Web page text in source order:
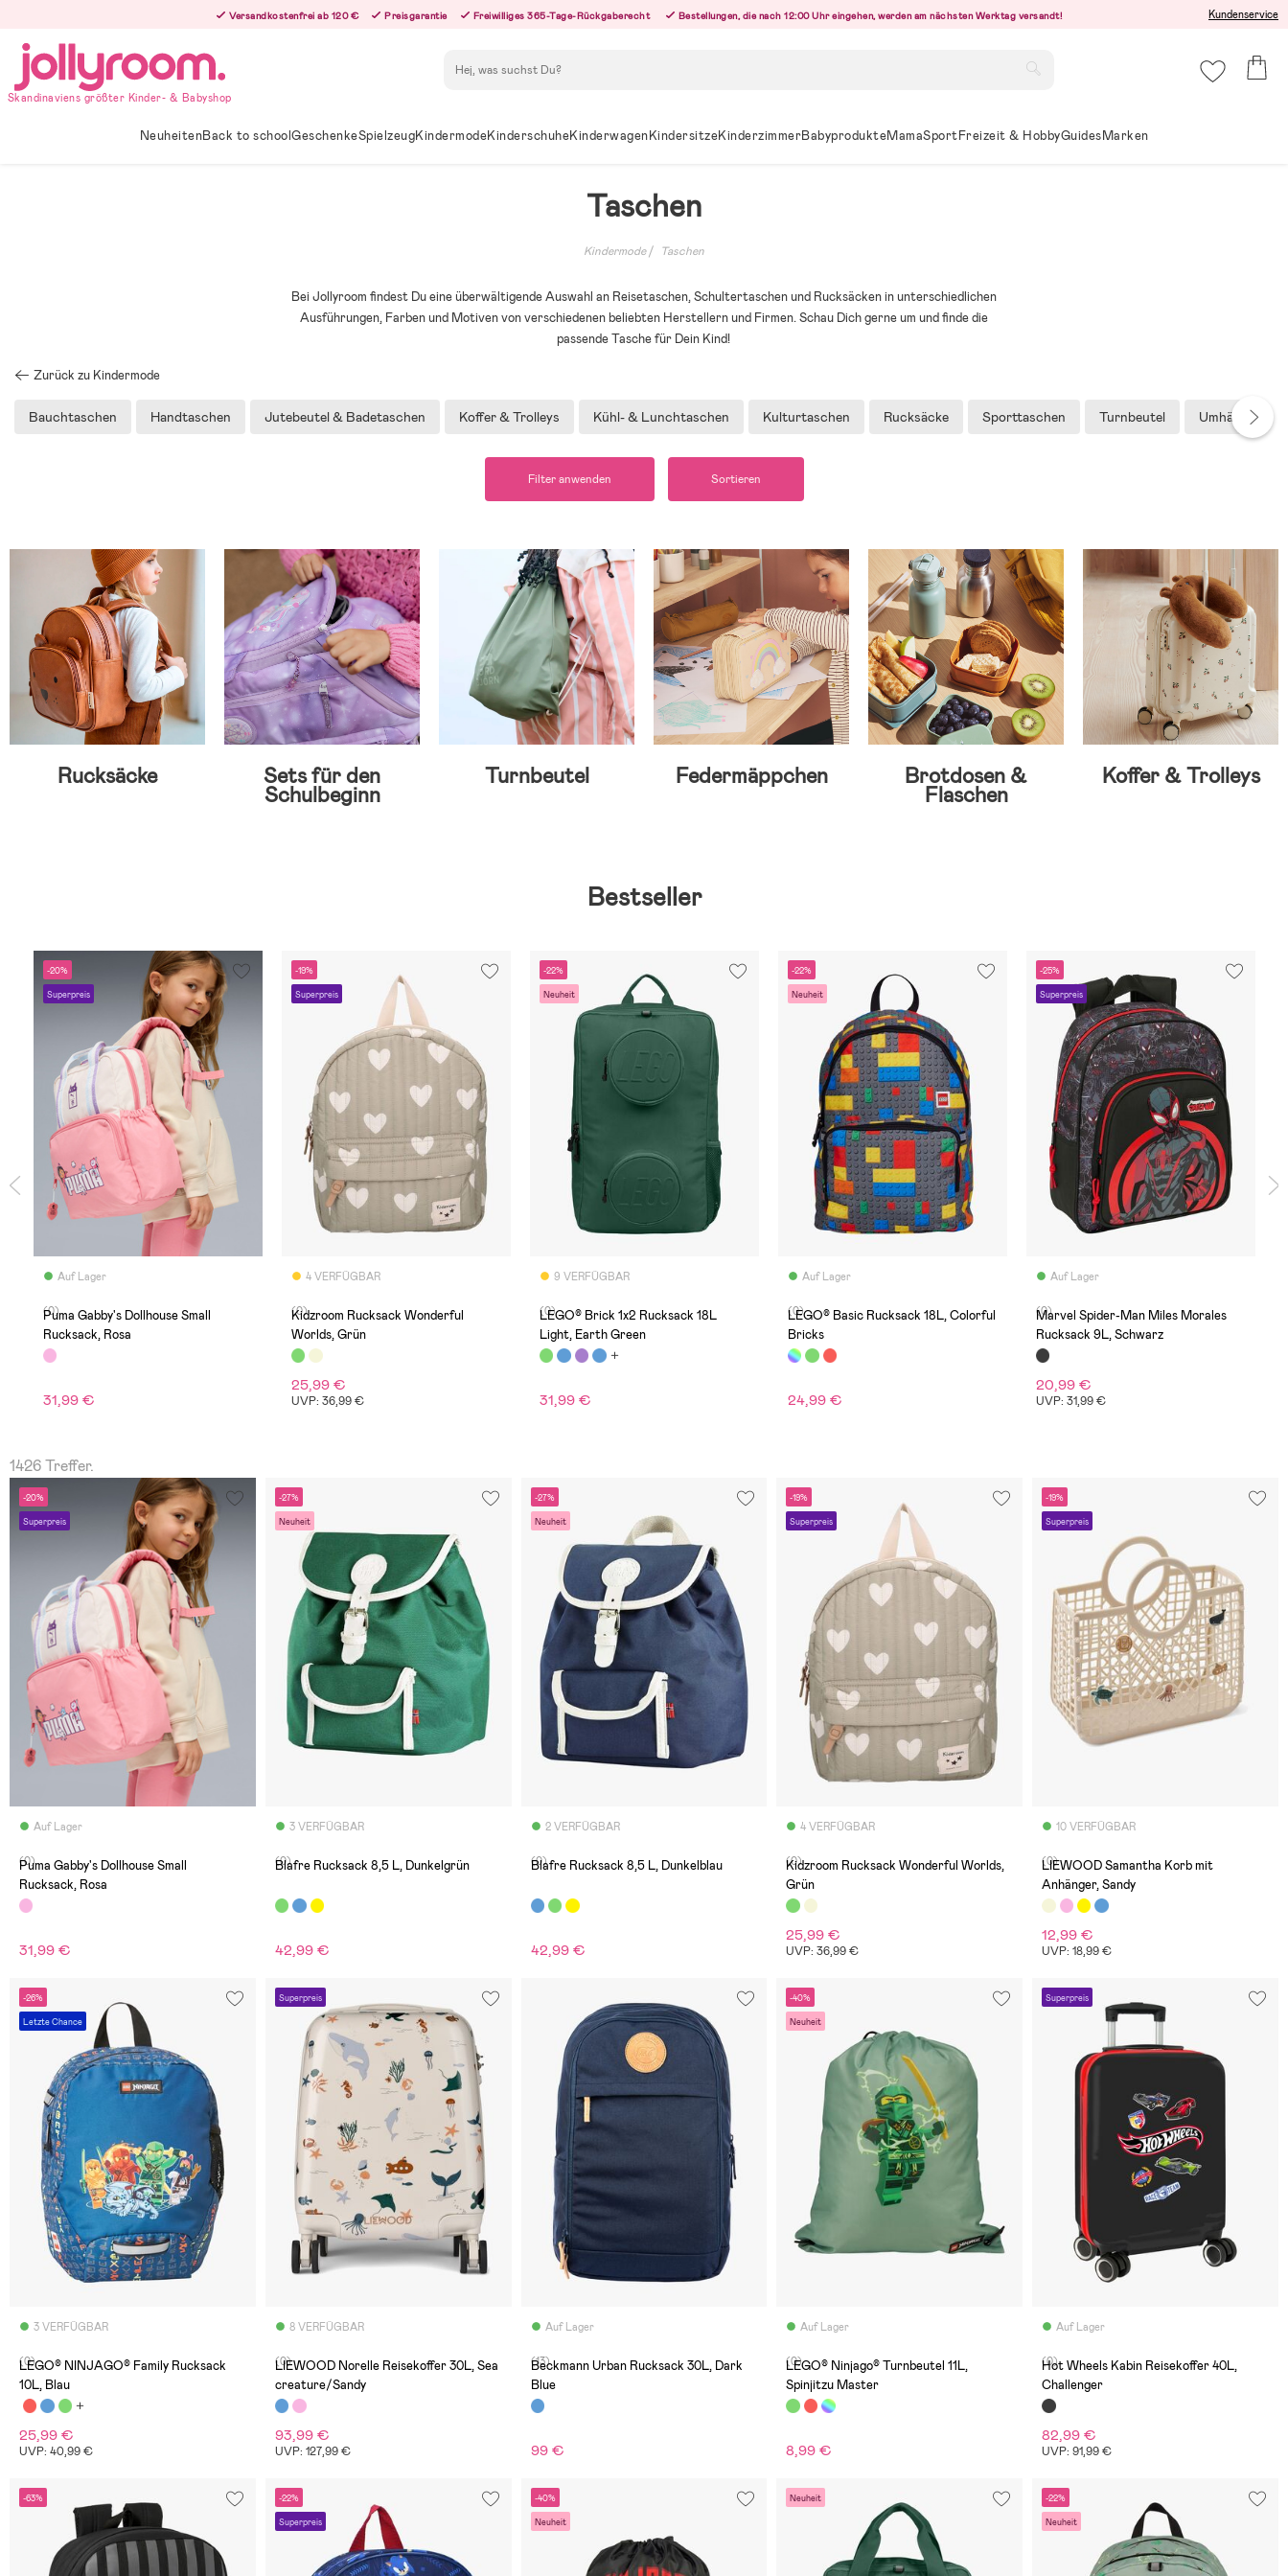
innehållet
Versandkostenfrei ab 120 € Preisgarantie Freiwilliges 365-Tage-Rückgaberecht Bestellungen, die nach 12:00 Uhr eingehen, werden am nächsten Werktag versandt! Kundenservice
Skandinaviens größter Kinder- & Babyshop
NeuheitenBack to schoolGeschenkeSpielzeugKindermodeKinderschuheKinderwagenKindersitzeKinderzimmerBabyprodukteMamaSportFreizeit & HobbyGuidesMarken
Taschen
Kindermode Taschen
Bei Jollyroom findest Du eine überwältigende Auswahl an Reisetaschen, Schultertaschen und Rucksäcken in unterschiedlichen
Ausführungen, Farben und Motiven von verschiedenen beliebten Herstellern und Firmen. Schau Dich gerne um und finde die
passende Tasche für Dein Kind!
Zurück zu Kindermode
Bauchtaschen Handtaschen Jutebeutel & Badetaschen Koffer & Trolleys Kühl- & Lunchtaschen Kulturtaschen Rucksäcke Sporttaschen Turnbeutel
Filter anwenden Sortieren
Rucksäcke Sets für den
Schulbeginn
Turnbeutel Federmäppchen Brotdosen &
Flaschen
Koffer & Trolleys
Bestseller
-20%
Superpreis
Auf Lager
(0)
Puma Gabby's Dollhouse Small
Rucksack, Rosa
31,99 €
-19%
Superpreis
4 VERFÜGBAR
(0)
Kidzroom Rucksack Wonderful
Worlds, Grün
25,99 €
UVP: 36,99 €
-22%
Neuheit
9 VERFÜGBAR
(0)
LEGO® Brick 1x2 Rucksack 18L
Light, Earth Green
31,99 €
-22%
Neuheit
Auf Lager
(0)
LEGO® Basic Rucksack 18L, Colorful
Bricks
24,99 €
-25%
Superpreis
Auf Lager
(0)
Marvel Spider-Man Miles Morales
Rucksack 9L, Schwarz
20,99 €
UVP: 31,99 €
1426 Treffer.
-20%
Superpreis
Auf Lager
(0)
Puma Gabby's Dollhouse Small
Rucksack, Rosa
31,99 €
-27%
Neuheit
3 VERFÜGBAR
(0)
Blafre Rucksack 8,5 L, Dunkelgrün
42,99 €
-27%
Neuheit
2 VERFÜGBAR
(0)
Blafre Rucksack 8,5 L, Dunkelblau
42,99 €
-19%
Superpreis
4 VERFÜGBAR
(0)
Kidzroom Rucksack Wonderful Worlds,
Grün
25,99 €
UVP: 36,99 €
-19%
Superpreis
10 VERFÜGBAR
(0)
LIEWOOD Samantha Korb mit
Anhänger, Sandy
12,99 €
UVP: 18,99 €
-26%
Letzte Chance
3 VERFÜGBAR
(0)
LEGO® NINJAGO® Family Rucksack
10L, Blau
25,99 €
UVP: 40,99 €
Superpreis
8 VERFÜGBAR
(0)
LIEWOOD Norelle Reisekoffer 30L, Sea
creature/Sandy
93,99 €
UVP: 127,99 €
Auf Lager
(13)
Beckmann Urban Rucksack 30L, Dark
Blue
99 €
-40%
Neuheit
Auf Lager
(0)
LEGO® Ninjago® Turnbeutel 11L,
Spinjitzu Master
8,99 €
Superpreis
Auf Lager
(0)
Hot Wheels Kabin Reisekoffer 40L,
Challenger
82,99 €
UVP: 91,99 €
-63% -22%
Superpreis
-40%
Neuheit
Neuheit -22%
Neuheit